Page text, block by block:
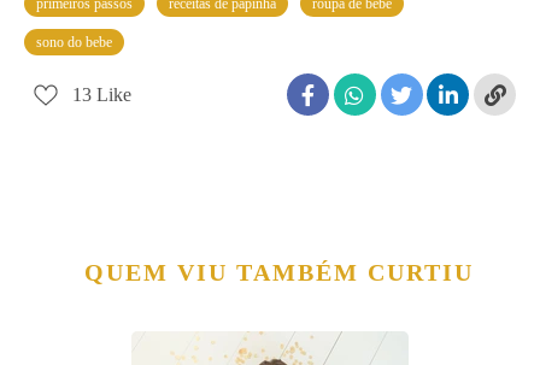
primeiros passos receitas de papinha roupa de bebe
sono do bebe
13 Like
QUEM VIU TAMBÉM CURTIU